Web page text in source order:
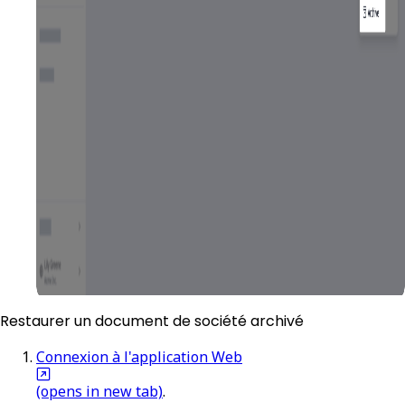
Restaurer un document de société archivé
Connexion à l'application Web
(opens in new tab).